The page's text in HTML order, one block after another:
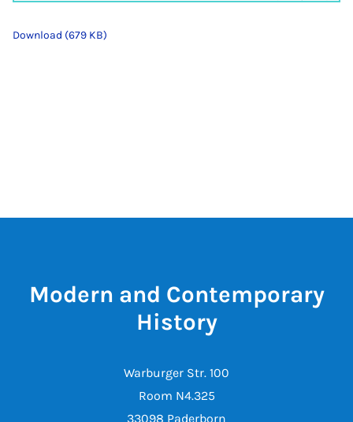
Download (679 KB)
Modern and Contemporary
History
Warburger Str. 100
Room N4.325
33098 Paderborn